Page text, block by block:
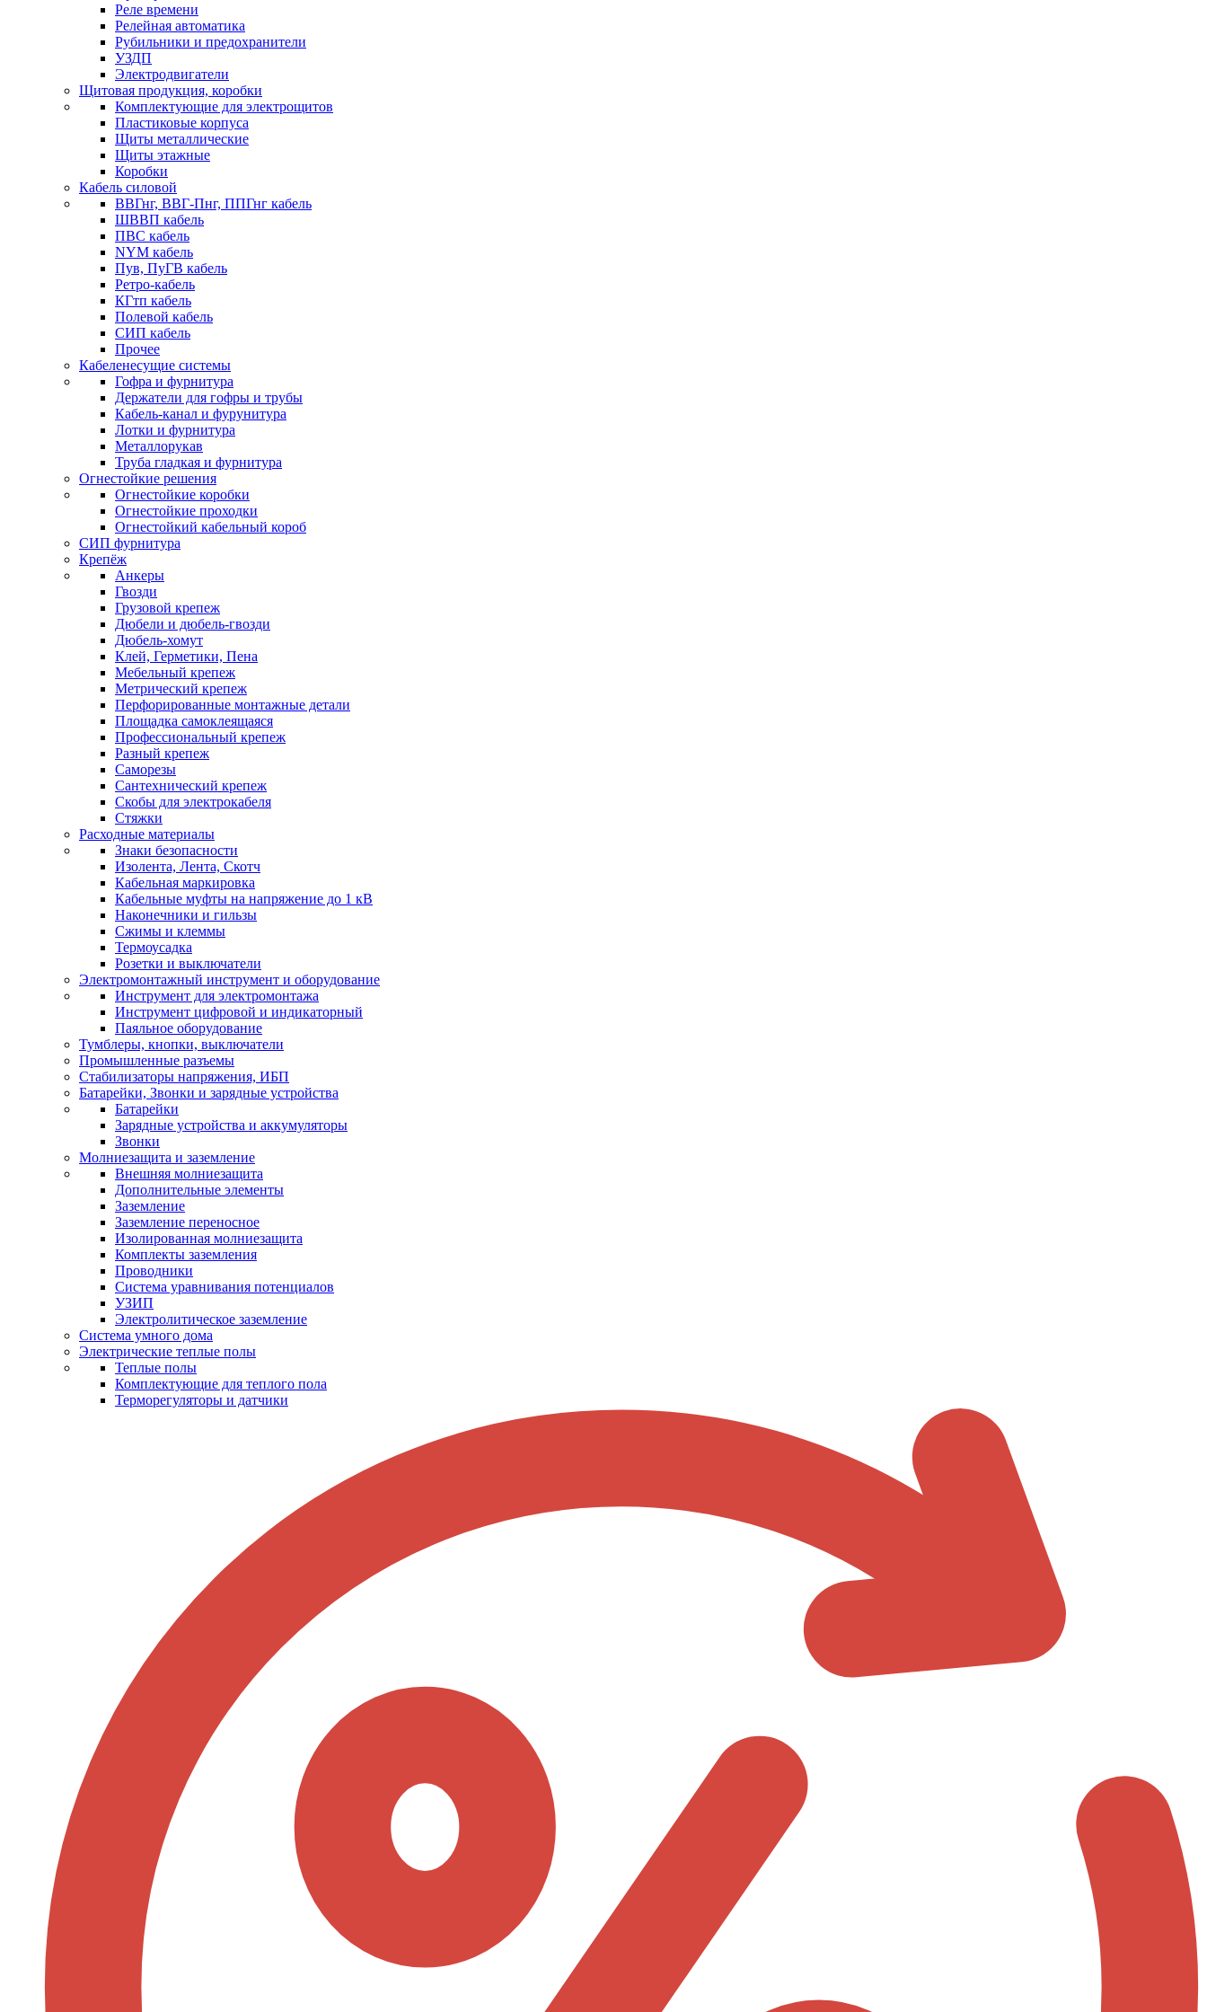
Реле времени
Релейная автоматика
Рубильники и предохранители
УЗДП
Электродвигатели
Щитовая продукция, коробки
Комплектующие для электрощитов
Пластиковые корпуса
Щиты металлические
Щиты этажные
Коробки
Кабель силовой
ВВГнг, ВВГ-Пнг, ППГнг кабель
ШВВП кабель
ПВС кабель
NYM кабель
Пув, ПуГВ кабель
Ретро-кабель
КГтп кабель
Полевой кабель
СИП кабель
Прочее
Кабеленесущие системы
Гофра и фурнитура
Держатели для гофры и трубы
Кабель-канал и фурунитура
Лотки и фурнитура
Металлорукав
Труба гладкая и фурнитура
Огнестойкие решения
Огнестойкие коробки
Огнестойкие проходки
Огнестойкий кабельный короб
СИП фурнитура
Крепёж
Анкеры
Гвозди
Грузовой крепеж
Дюбели и дюбель-гвозди
Дюбель-хомут
Клей, Герметики, Пена
Мебельный крепеж
Метрический крепеж
Перфорированные монтажные детали
Площадка самоклеящаяся
Профессиональный крепеж
Разный крепеж
Саморезы
Сантехнический крепеж
Скобы для электрокабеля
Стяжки
Расходные материалы
Знаки безопасности
Изолента, Лента, Скотч
Кабельная маркировка
Кабельные муфты на напряжение до 1 кВ
Наконечники и гильзы
Сжимы и клеммы
Термоусадка
Розетки и выключатели
Электромонтажный инструмент и оборудование
Инструмент для электромонтажа
Инструмент цифровой и индикаторный
Паяльное оборудование
Тумблеры, кнопки, выключатели
Промышленные разъемы
Стабилизаторы напряжения, ИБП
Батарейки, Звонки и зарядные устройства
Батарейки
Зарядные устройства и аккумуляторы
Звонки
Молниезащита и заземление
Внешняя молниезащита
Дополнительные элементы
Заземление
Заземление переносное
Изолированная молниезащита
Комплекты заземления
Проводники
Система уравнивания потенциалов
УЗИП
Электролитическое заземление
Система умного дома
Электрические теплые полы
Теплые полы
Комплектующие для теплого пола
Терморегуляторы и датчики